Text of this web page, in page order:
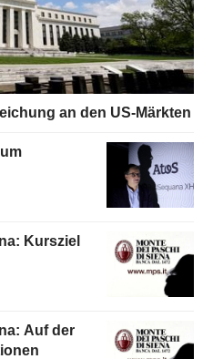
an den US-Märkten
Kursziel
Auf der